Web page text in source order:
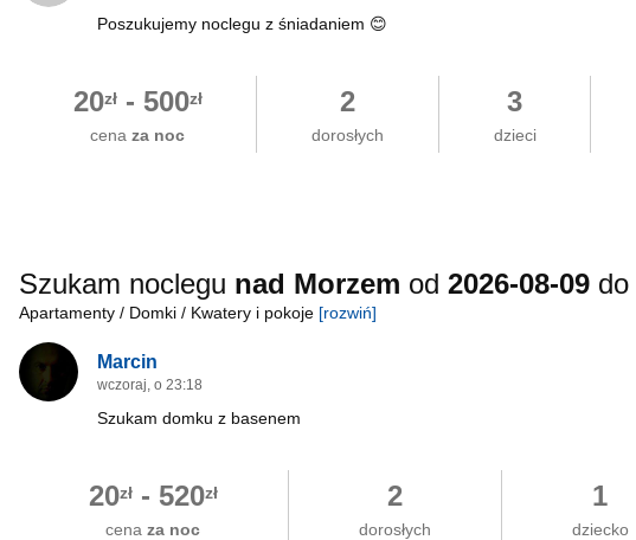
Poszukujemy noclegu z śniadaniem 😊
20zł- 500zł
cenaza noc
2
dorosłych
3
dzieci
Szukam noclegu nad Morzem od 2026-08-09 do
Apartamenty / Domki / Kwatery i pokoje [rozwiń]
Marcin
wczoraj, o 23:18
Szukam domku z basenem
20zł- 520zł
cenaza noc
2
dorosłych
1
dziecko